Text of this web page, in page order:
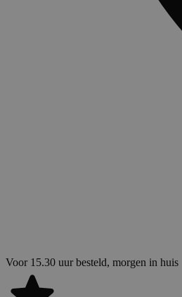
Voor 15.30 uur besteld, morgen in huis